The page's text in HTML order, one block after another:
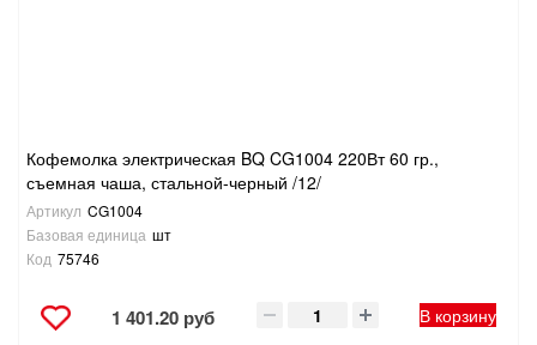
Кофемолка электрическая BQ CG1004 220Вт 60 гр.,
съемная чаша, стальной-черный /12/
Артикул CG1004
Базовая единица шт
Код 75746
1 401.20 руб В корзину